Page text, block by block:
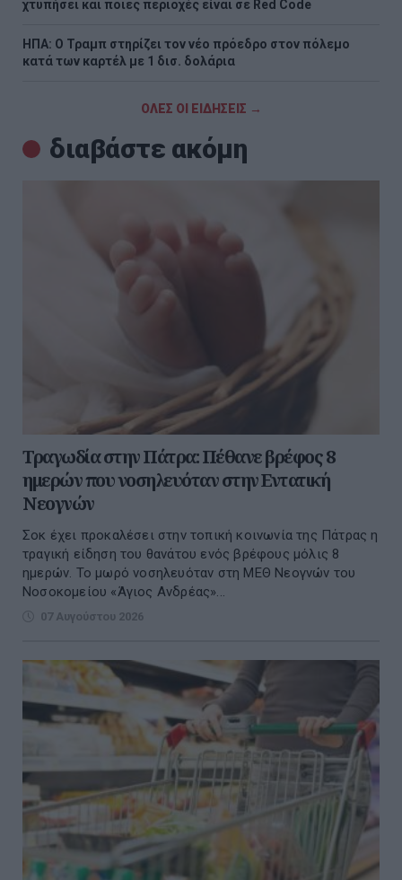
χτυπήσει και ποιες περιοχές είναι σε Red Code
ΗΠΑ: Ο Τραμπ στηρίζει τον νέο πρόεδρο στον πόλεμο
κατά των καρτέλ με 1 δισ. δολάρια
ΟΛΕΣ ΟΙ ΕΙΔΗΣΕΙΣ →
διαβάστε ακόμη
Τραγωδία στην Πάτρα: Πέθανε βρέφος 8
ημερών που νοσηλευόταν στην Εντατική
Νεογνών
Σοκ έχει προκαλέσει στην τοπική κοινωνία της Πάτρας η
τραγική είδηση του θανάτου ενός βρέφους μόλις 8
ημερών. Το μωρό νοσηλευόταν στη ΜΕΘ Νεογνών του
Νοσοκομείου «Άγιος Ανδρέας»...
07 Αυγούστου 2026